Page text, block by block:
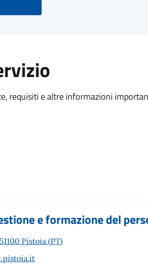
requisiti e altre informazioni
e formazione del
Pistoia (PT)